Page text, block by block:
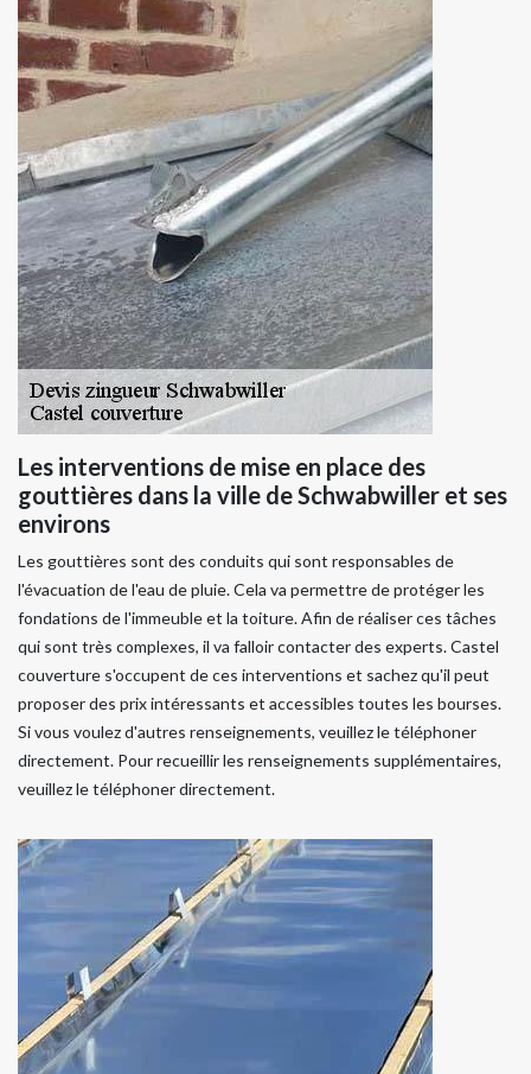
Les interventions de mise en place des
gouttières dans la ville de Schwabwiller et ses
environs
Les gouttières sont des conduits qui sont responsables de
l'évacuation de l'eau de pluie. Cela va permettre de protéger les
fondations de l'immeuble et la toiture. Afin de réaliser ces tâches
qui sont très complexes, il va falloir contacter des experts. Castel
couverture s'occupent de ces interventions et sachez qu'il peut
proposer des prix intéressants et accessibles toutes les bourses.
Si vous voulez d'autres renseignements, veuillez le téléphoner
directement. Pour recueillir les renseignements supplémentaires,
veuillez le téléphoner directement.